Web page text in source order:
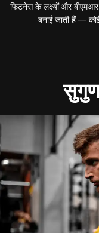
फिटनेस के लक्ष्यों और
बनाई जाती हैं — कोई